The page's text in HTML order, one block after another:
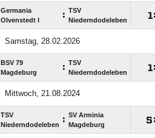
Germania
Olvenstedt I
: TSV
Niederndodeleben

Samstag, 28.02.2026
BSV 79
Magdeburg
: TSV
Niederndodeleben

Mittwoch, 21.08.2024
TSV
Niederndodeleben : SV Arminia
Magdeburg
